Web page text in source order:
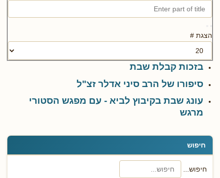
חיפוש
חיפוש...
הצגת #
בזכות קבלת שבת
סיפורו של הרב סיני אדלר זצ"ל
עונג שבת בקיבוץ לביא - עם מפגש הסטורי
מרגש